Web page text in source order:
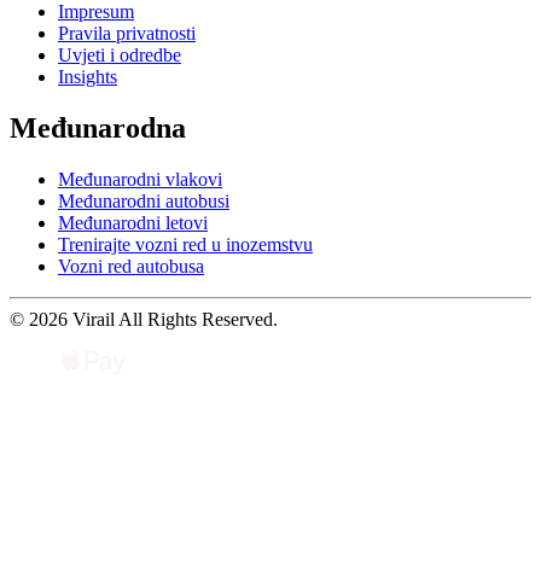
Impresum
Pravila privatnosti
Uvjeti i odredbe
Insights
Međunarodna
Međunarodni vlakovi
Međunarodni autobusi
Međunarodni letovi
Trenirajte vozni red u inozemstvu
Vozni red autobusa
© 2026 Virail All Rights Reserved.